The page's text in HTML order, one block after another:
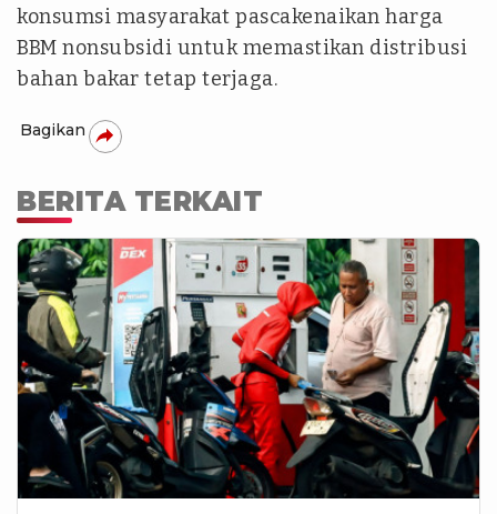
konsumsi masyarakat pascakenaikan harga
BBM nonsubsidi untuk memastikan distribusi
bahan bakar tetap terjaga.
Bagikan
BERITA TERKAIT